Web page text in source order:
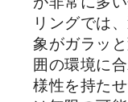
リングでは
象がガラッ
囲の環境に
様性を持た